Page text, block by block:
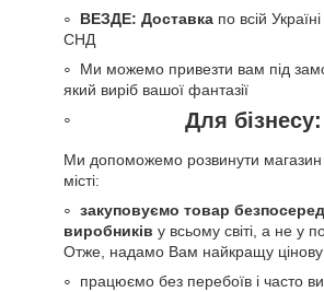
ВЕЗДЕ: Доставка по всій
СНД
Ми можемо привезти вам під
який виріб вашої фантазії
Для бізнесу:
Ми допоможемо розвинути
місті:
закуповуємо товар
виробників у всьому світі, а не у
Отже, надамо Вам найкращу цінову
працюємо без перебоїв і часто